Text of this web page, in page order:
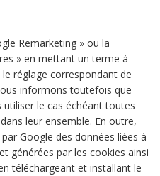
Remarketing » ou la
» en mettant un terme à
réglage correspondant de
informons toutefois que
le cas échéant toutes
leur ensemble. En outre,
Google des données liées à
générées par les cookies ainsi
téléchargeant et installant le